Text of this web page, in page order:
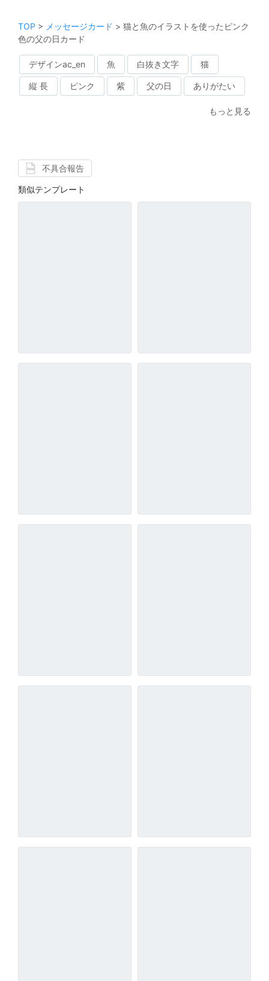
TOP > メッセージカード > 猫と魚のイラストを使ったピンク
色の父の日カード
デザインac_en 魚 白抜き文字 猫
縦 長 ピンク 紫 父の日 ありがたい
もっと見る
不具合報告
類似テンプレート